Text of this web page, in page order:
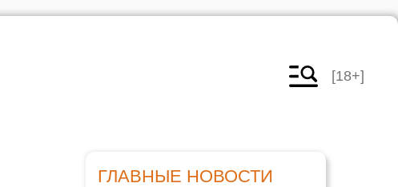
[18+]
ГЛАВНЫЕ НОВОСТИ